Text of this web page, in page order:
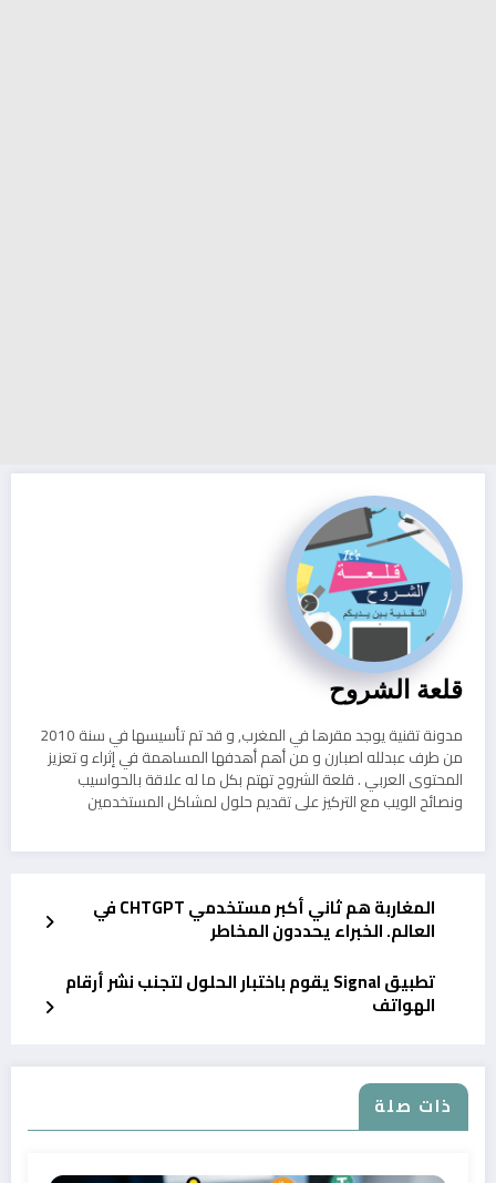
قلعة الشروح
مدونة تقنية يوجد مقرها في المغرب, و قد تم تأسيسها في سنة 2010
من طرف عبدلله اصبارن و من أهم أهدفها المساهمة في إثراء و تعزيز
المحتوى العربي . قلعة الشروح تهتم بكل ما له علاقة بالحواسيب
ونصائح الويب مع التركيز على تقديم حلول لمشاكل المستخدمين
المغاربة هم ثاني أكبر مستخدمي CHTGPT في
العالم. الخبراء يحددون المخاطر
تطبيق Signal يقوم باختبار الحلول لتجنب نشر أرقام
الهواتف
ذات صلة